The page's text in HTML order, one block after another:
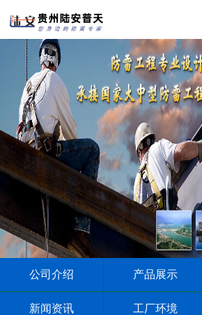
公司介绍 产品展示
新闻资讯 工厂环境